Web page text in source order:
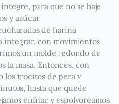
para que no se baje
y azúcar.
de harina
integrar, con movimientos
un molde redondo de
la masa. Entonces, con
los trocitos de pera y
hasta que quede
enfriar y espolvoreamos